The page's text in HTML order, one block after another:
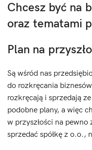
Chcesz być na
oraz tematami
Plan na
Są wśród nas
do rozkręcania
rozkręcają i sprzedają
podobne plany, a więc
w przyszłości na pewno
sprzedać spółkę z o.o.,